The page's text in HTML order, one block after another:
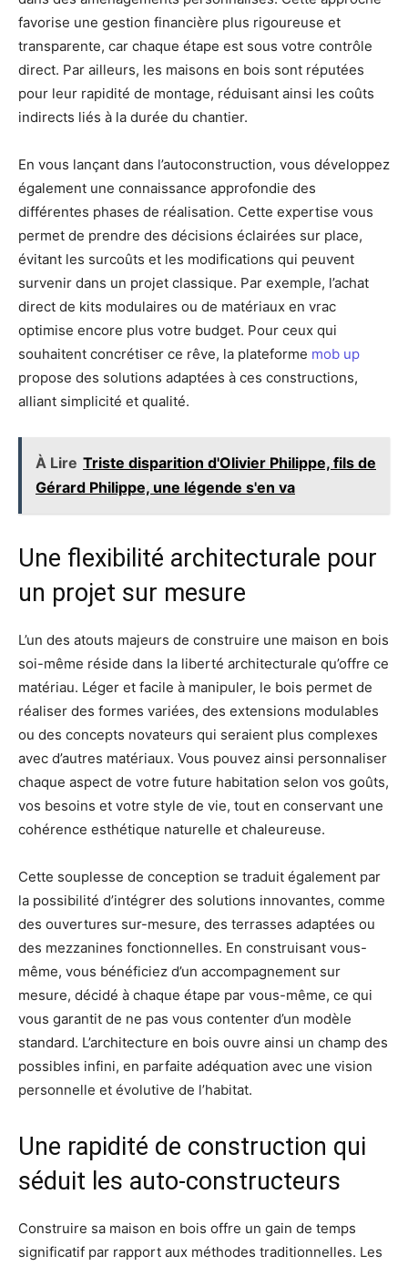
favorise une gestion financière plus rigoureuse et
transparente, car chaque étape est sous votre contrôle
direct. Par ailleurs, les maisons en bois sont réputées
pour leur rapidité de montage, réduisant ainsi les coûts
indirects liés à la durée du chantier.
En vous lançant dans l’autoconstruction, vous développez
également une connaissance approfondie des
différentes phases de réalisation. Cette expertise vous
permet de prendre des décisions éclairées sur place,
évitant les surcoûts et les modifications qui peuvent
survenir dans un projet classique. Par exemple, l’achat
direct de kits modulaires ou de matériaux en vrac
optimise encore plus votre budget. Pour ceux qui
souhaitent concrétiser ce rêve, la plateforme mob up
propose des solutions adaptées à ces constructions,
alliant simplicité et qualité.
À Lire Triste disparition d'Olivier Philippe, fils de
Gérard Philippe, une légende s'en va
Une flexibilité architecturale pour
un projet sur mesure
L’un des atouts majeurs de construire une maison en bois
soi-même réside dans la liberté architecturale qu’offre ce
matériau. Léger et facile à manipuler, le bois permet de
réaliser des formes variées, des extensions modulables
ou des concepts novateurs qui seraient plus complexes
avec d’autres matériaux. Vous pouvez ainsi personnaliser
chaque aspect de votre future habitation selon vos goûts,
vos besoins et votre style de vie, tout en conservant une
cohérence esthétique naturelle et chaleureuse.
Cette souplesse de conception se traduit également par
la possibilité d’intégrer des solutions innovantes, comme
des ouvertures sur-mesure, des terrasses adaptées ou
des mezzanines fonctionnelles. En construisant vous-
même, vous bénéficiez d’un accompagnement sur
mesure, décidé à chaque étape par vous-même, ce qui
vous garantit de ne pas vous contenter d’un modèle
standard. L’architecture en bois ouvre ainsi un champ des
possibles infini, en parfaite adéquation avec une vision
personnelle et évolutive de l’habitat.
Une rapidité de construction qui
séduit les auto-constructeurs
Construire sa maison en bois offre un gain de temps
significatif par rapport aux méthodes traditionnelles. Les